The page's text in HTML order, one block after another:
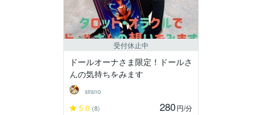
受付休止中
ドールオーナさま限定！ドールさ
んの気持ちをみます
sirano
5.0 (8) 280円/分